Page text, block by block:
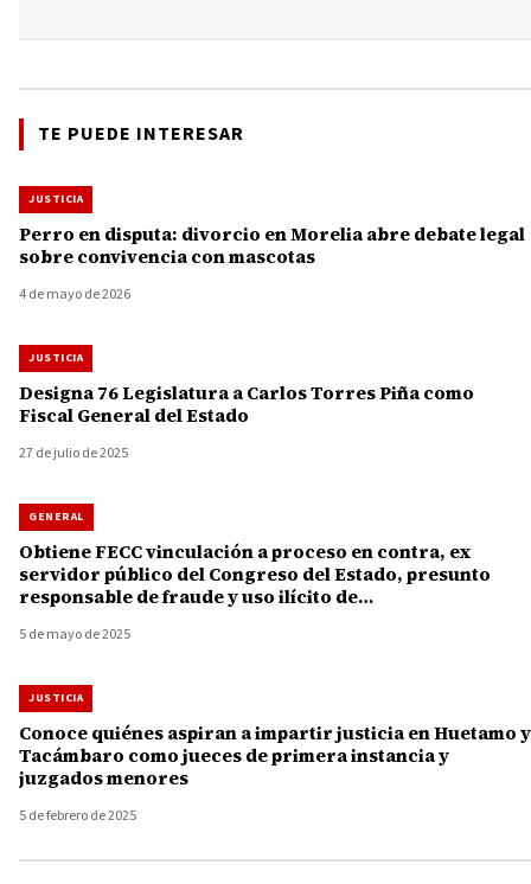
TE PUEDE INTERESAR
JUSTICIA
Perro en disputa: divorcio en Morelia abre debate legal
sobre convivencia con mascotas
4 de mayo de 2026
JUSTICIA
Designa 76 Legislatura a Carlos Torres Piña como
Fiscal General del Estado
27 de julio de 2025
GENERAL
Obtiene FECC vinculación a proceso en contra, ex
servidor público del Congreso del Estado, presunto
responsable de fraude y uso ilícito de
5 de mayo de 2025
JUSTICIA
Conoce quiénes aspiran a impartir justicia en Huetamo y
Tacámbaro como jueces de primera instancia y
juzgados menores
5 de febrero de 2025